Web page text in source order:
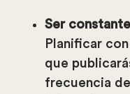
Ser constante
Planificar
que
frecuencia